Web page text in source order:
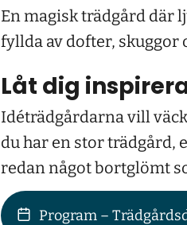
En magisk trädgård där
fyllda av dofter, skuggor
Låt dig
Idéträdgårdarna vill
du har en stor trädgård,
redan något bortglömt
Program –